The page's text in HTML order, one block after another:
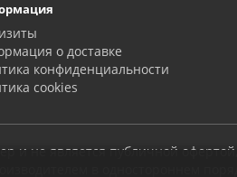
о доставке
конфиденциальности
сookies
и не является публичной